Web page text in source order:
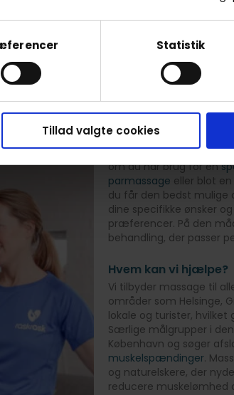
Statistik
Tillad valgte cookies
transport, forsikring og godt humør.
RaskRask tilbyder
Hos RaskRask går vi op
om du har brug for en
parmassage eller blot
du får den bedst mulige
dine specifikke ønsker
præferencer. På den
behandling, der passer
Hvem kan vi hjælpe?
Vi tilbyder massage til
områder som Helsinge,
lokale og turister,
Særlige målgrupper i
København og søger
muskelspændinger.
og naturelskere, der
reducere muskelømhed